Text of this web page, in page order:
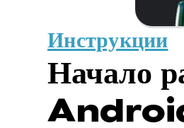
Инструкции
Начало